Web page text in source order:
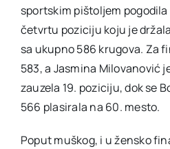
sportskim pištoljem
četvrtu poziciju koju je
sa ukupno 586 krugova. Za
583, a Jasmina Milovanović
zauzela 19. poziciju, dok se
566 plasirala na 60. mesto.
Poput muškog, i u žensko